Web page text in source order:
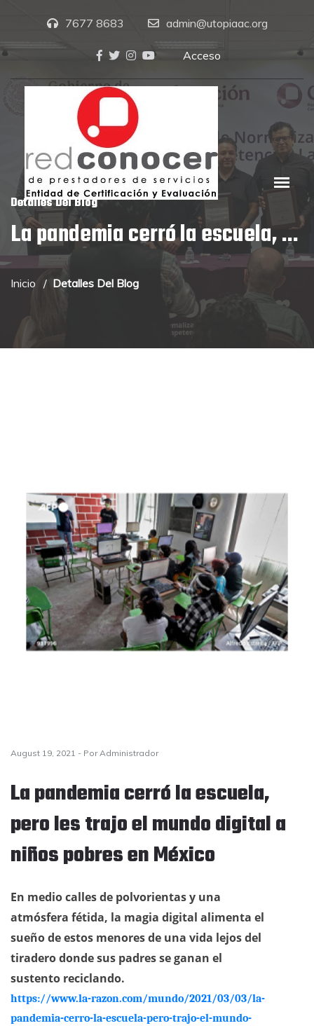
7677 8683 admin@utopiaac.org
Acceso
Detalles Del Blog
La pandemia cerró la escuela, ...
Inicio Detalles Del Blog
August 19, 2021 - Por Administrador
La pandemia cerró la escuela,
pero les trajo el mundo digital a
niños pobres en México
En medio calles de polvorientas y una
atmósfera fétida, la magia digital alimenta el
sueño de estos menores de una vida lejos del
tiradero donde sus padres se ganan el
sustento reciclando.
https://www.la-razon.com/mundo/2021/03/03/la-
pandemia-cerro-la-escuela-pero-trajo-el-mundo-